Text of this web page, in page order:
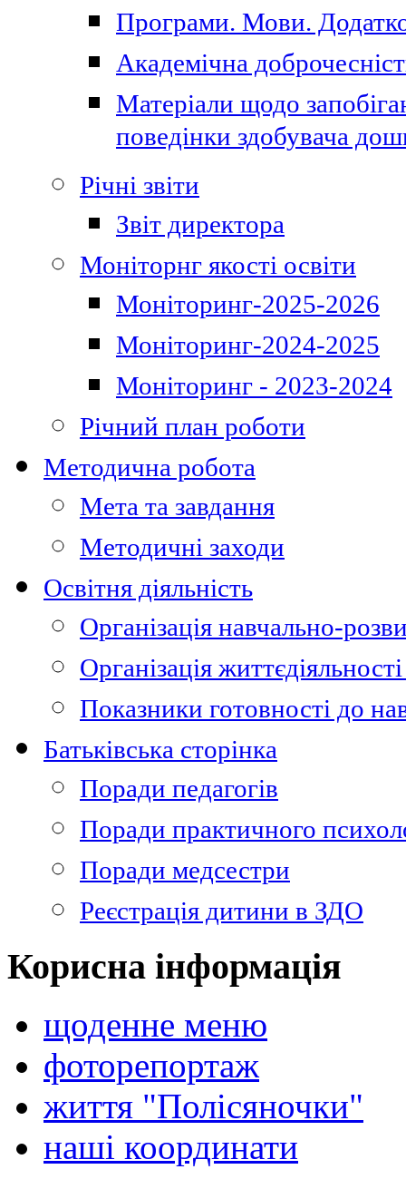
Програми. Мови.
Академічна
Матеріали щодо
поведінки здобувача
Річні звіти
Звіт директора
Моніторнг якості освіти
Моніторинг-2025-2026
Моніторинг-2024-2025
Моніторинг - 2023-2024
Річний план роботи
Методична робота
Мета та завдання
Методичні заходи
Освітня діяльність
Організація навчально-
Організація
Показники готовності до
Батьківська сторінка
Поради педагогів
Поради практичного
Поради медсестри
Реєстрація дитини в ЗДО
Корисна інформація
щоденне меню
фоторепортаж
життя "Полісяночки"
наші координати